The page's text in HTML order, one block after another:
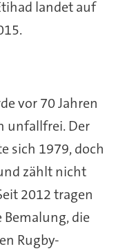
landet auf
vor 70 Jahren
unfallfrei. Der
sich 1979, doch
zählt nicht
2012 tragen
Bemalung, die
Rugby-